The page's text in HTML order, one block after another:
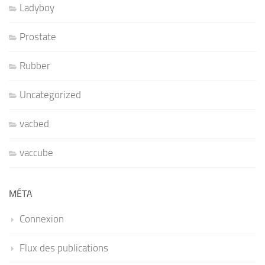
Ladyboy
Prostate
Rubber
Uncategorized
vacbed
vaccube
MÉTA
Connexion
Flux des publications